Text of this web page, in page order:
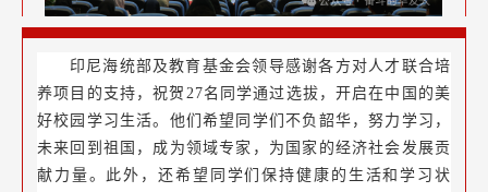
印尼海统部及教育基金会领导感谢各方对人才联合培
养项目的支持，祝贺27名同学通过选拔，开启在中国的美
好校园学习生活。他们希望同学们不负韶华，努力学习，
未来回到祖国，成为领域专家，为国家的经济社会发展贡
献力量。此外，还希望同学们保持健康的生活和学习状